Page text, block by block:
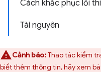
Cách khắc phục lỗi
Tài nguyên
Cảnh báo:Thao tác kiểm
biết thêm thông tin, hãy xem